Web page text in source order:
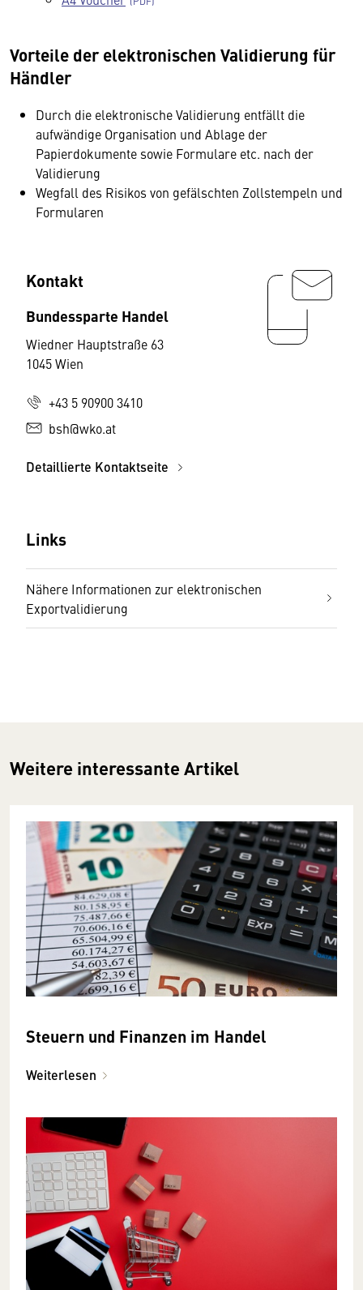
Vorteile der elektronischen Validierung für
Händler
Durch die elektronische Validierung entfällt die
aufwändige Organisation und Ablage der
Papierdokumente sowie Formulare etc. nach der
Validierung
Wegfall des Risikos von gefälschten Zollstempeln und
Formularen
Kontakt
Bundessparte Handel
Wiedner Hauptstraße 63
1045 Wien
+43 5 90900 3410
bsh@wko.at
Detaillierte Kontaktseite
Links
Nähere Informationen zur elektronischen
Exportvalidierung
Weitere interessante Artikel
Steuern und Finanzen im Handel
Weiterlesen